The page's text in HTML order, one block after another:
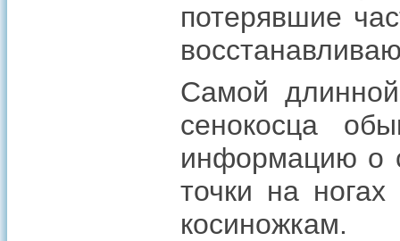
потерявшие
Самой
сенокосца
информацию о
точки на
косиножкам.